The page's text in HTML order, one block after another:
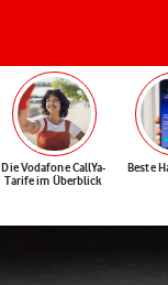
Die Vodafone CallYa-
Tarife im Überblick
Beste